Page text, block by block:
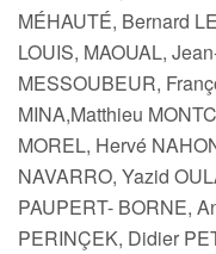
MÉHAUTÉ, Bernard
LOUIS, MAOUAL,
MESSOUBEUR,
MINA,Matthieu
MOREL, Hervé
NAVARRO, Yazid
PAUPERT- BORNE,
PERINÇEK, Didier